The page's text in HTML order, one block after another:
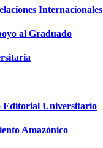
Internacionales
al Graduado
Editorial Universitario
Amazónico